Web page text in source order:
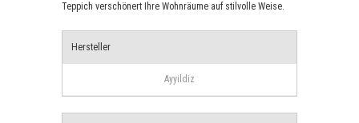
Teppich verschönert Ihre Wohnräume auf stilvolle Weise.
Hersteller
Ayyildiz